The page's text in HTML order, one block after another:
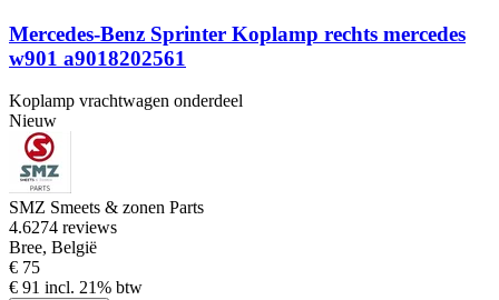
Mercedes-Benz Sprinter Koplamp rechts mercedes
w901 a9018202561
Koplamp vrachtwagen onderdeel
Nieuw
SMZ Smeets & zonen Parts
4.6274 reviews
Bree, België
€ 75
€ 91 incl. 21% btw